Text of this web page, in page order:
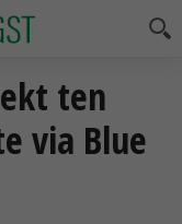
ten
via Blue